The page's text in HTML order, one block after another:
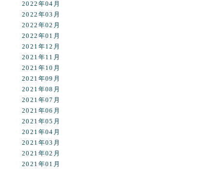
2022年04月
2022年03月
2022年02月
2022年01月
2021年12月
2021年11月
2021年10月
2021年09月
2021年08月
2021年07月
2021年06月
2021年05月
2021年04月
2021年03月
2021年02月
2021年01月